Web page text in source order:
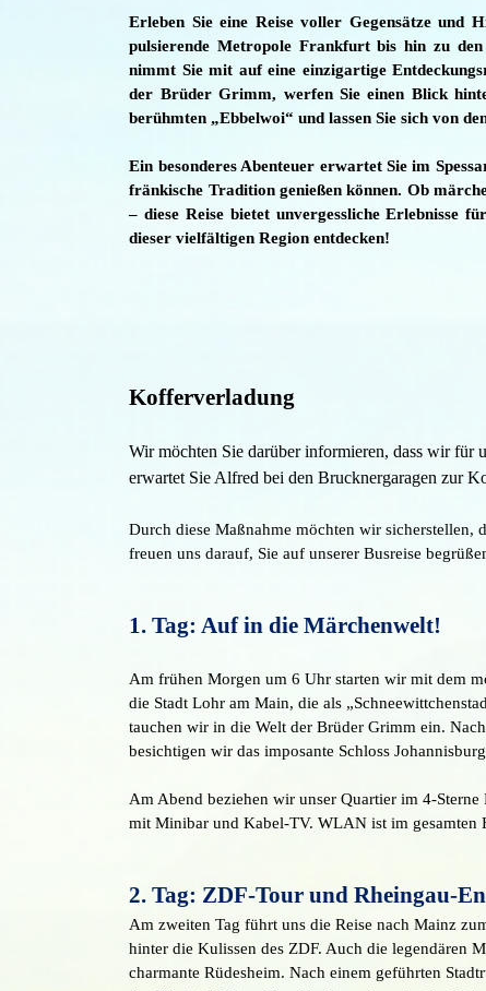
Erleben Sie eine Reise voller Gegensätze und
pulsierende Metropole Frankfurt bis hin zu den
nimmt Sie mit auf eine einzigartige
der Brüder Grimm, werfen Sie einen Blick
berühmten „Ebbelwoi“ und lassen Sie sich von
Ein besonderes Abenteuer erwartet Sie im
fränkische Tradition genießen können. Ob
– diese Reise bietet unvergessliche Erlebnisse
dieser vielfältigen Region entdecken!
Kofferverladung
Wir möchten Sie darüber informieren, dass wir für
erwartet Sie Alfred bei den Brucknergaragen zur
Durch diese Maßnahme möchten wir
freuen uns darauf, Sie auf unserer Busreise
1. Tag: Auf in die Märchenwelt!
Am frühen Morgen um 6 Uhr starten wir mit dem
die Stadt Lohr am Main, die als
tauchen wir in die Welt der Brüder Grimm ein.
besichtigen wir das imposante Schloss
Am Abend beziehen wir unser Quartier im 4-
mit Minibar und Kabel-TV. WLAN ist im gesamten
2. Tag: ZDF-Tour und Rheingau-
Am zweiten Tag führt uns die Reise nach Mainz
hinter die Kulissen des ZDF. Auch die legendären
charmante Rüdesheim. Nach einem geführten